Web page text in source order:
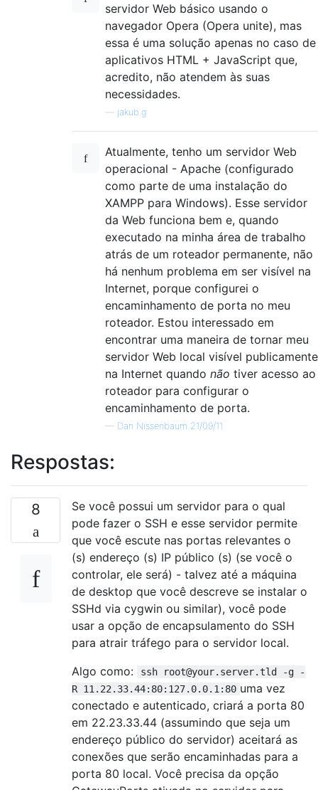
servidor Web básico usando o
navegador Opera (Opera unite), mas
essa é uma solução apenas no caso de
aplicativos HTML + JavaScript que,
acredito, não atendem às suas
necessidades.
jakub.g
Atualmente, tenho um servidor Web
operacional - Apache (configurado
como parte de uma instalação do
XAMPP para Windows). Esse servidor
da Web funciona bem e, quando
executado na minha área de trabalho
atrás de um roteador permanente, não
há nenhum problema em ser visível na
Internet, porque configurei o
encaminhamento de porta no meu
roteador. Estou interessado em
encontrar uma maneira de tornar meu
servidor Web local visível publicamente
na Internet quando não tiver acesso ao
roteador para configurar o
encaminhamento de porta.
— Dan Nissenbaum 21/09/11
Respostas:
8
Se você possui um servidor para o qual
pode fazer o SSH e esse servidor permite
que você escute nas portas relevantes o
(s) endereço (s) IP público (s) (se você o
controlar, ele será) - talvez até a máquina
de desktop que você descreve se instalar o
SSHd via cygwin ou similar), você pode
usar a opção de encapsulamento do SSH
para atrair tráfego para o servidor local.
Algo como:
ssh root@your.server.tld -g -
R 11.22.33.44:80:127.0.0.1:80 uma vez
conectado e autenticado, criará a porta 80
em 22.23.33.44 (assumindo que seja um
endereço público do servidor) aceitará as
conexões que serão encaminhadas para a
porta 80 local. Você precisa da opção